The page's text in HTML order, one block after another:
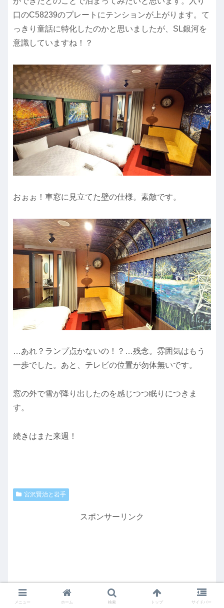
口のC58239のプレートにテンションが上がります。て
っきり童話に特化したのかと思いましたが、SL銀河を
意識していますね！？
おぉぉ！車窓に見立てた壁の仕様。素敵です。
…あれ？ランプ点かないの！？…残念。雰囲気はもう
一歩でした。あと、テレビの位置が勿体無いです。
窓の外で雪が降り出したのを感じつつ眠りにつきま
す。
続きはまた来週！
宮沢賢治と岩手
スポンサーリンク
メニュー ホーム 検索 トップ サイドバー